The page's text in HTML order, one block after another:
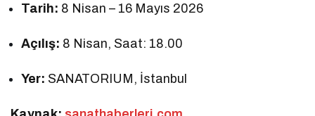
Tarih: 8 Nisan – 16 Mayıs 2026
Açılış: 8 Nisan, Saat: 18.00
Yer: SANATORIUM, İstanbul